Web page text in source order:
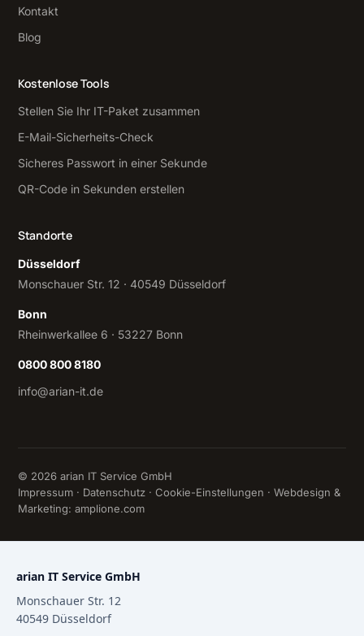
Kontakt
Blog
Kostenlose Tools
Stellen Sie Ihr IT-Paket zusammen
E-Mail-Sicherheits-Check
Sicheres Passwort in einer Sekunde
QR-Code in Sekunden erstellen
Standorte
Düsseldorf
Monschauer Str. 12 · 40549 Düsseldorf
Bonn
Rheinwerkallee 6 · 53227 Bonn
0800 800 8180
info@arian-it.de
© 2026 arian IT Service GmbH
Impressum · Datenschutz · Cookie-Einstellungen · Webdesign &
Marketing: amplione.com
arian IT Service GmbH
Monschauer Str. 12
40549 Düsseldorf